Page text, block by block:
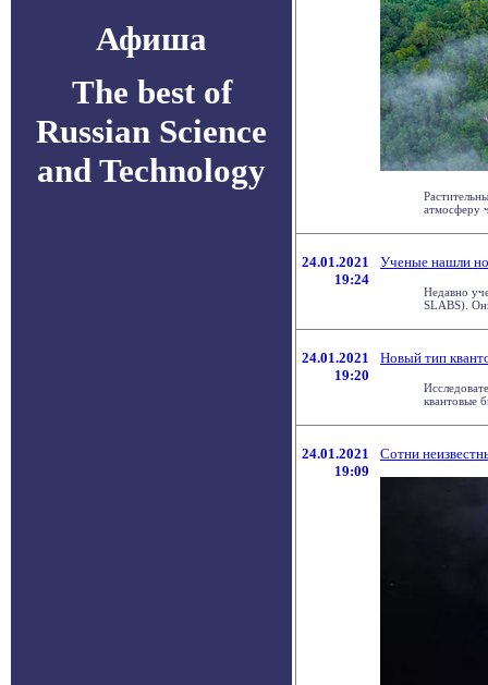
Афиша
The best of
Russian Science
and Technology
атмосферу
24.01.2021
19:24
Ученые нашли
Недавно
SLABS).
24.01.2021
19:20
Новый тип
квантовые
24.01.2021
19:09
Сотни